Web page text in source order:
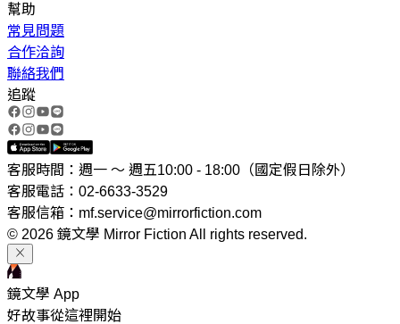
幫助
常見問題
合作洽詢
聯絡我們
追蹤
客服時間：週一 ～ 週五10:00 - 18:00（國定假日除外）
客服電話：02-6633-3529
客服信箱：mf.service@mirrorfiction.com
© 2026 鏡文學 Mirror Fiction All rights reserved.
鏡文學 App
好故事從這裡開始